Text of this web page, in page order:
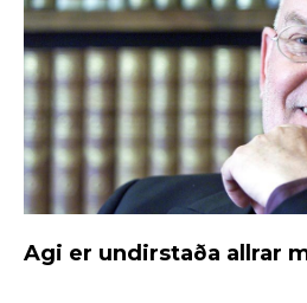
Agi er undirstaða allrar